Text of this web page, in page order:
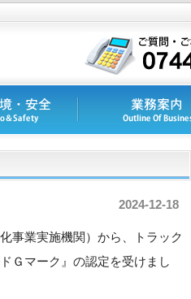
2024-12-18
事業実施機関）から、トラック
Ｇマーク』の認定を受けまし